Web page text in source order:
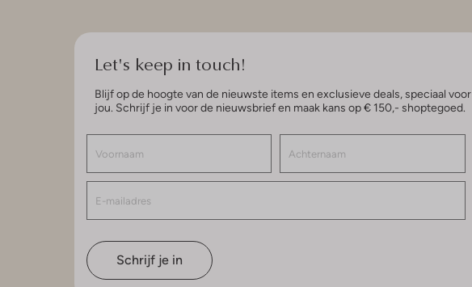
Let's keep in touch!
Blijf op de hoogte van de nieuwste items en exclusieve deals, speciaal voor
jou. Schrijf je in voor de nieuwsbrief en maak kans op € 150,- shoptegoed.
Schrijf je in